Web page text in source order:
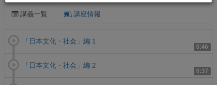
講義一覧 講座情報
0:46
「日本文化・社会」編 1
0:37
「日本文化・社会」編 2